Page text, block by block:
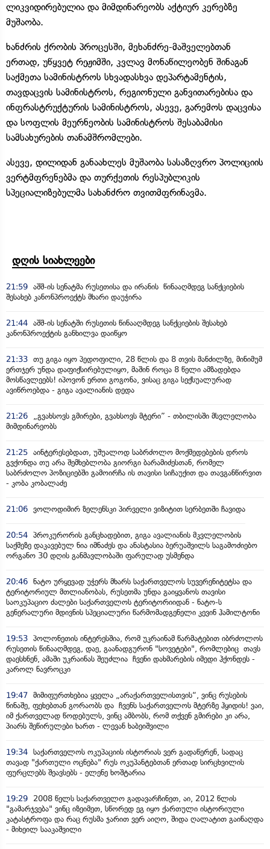
ლიკვიდირებულია და მიმდინარეობს აქტიურ კერებზე
მუშაობა.
ხანძრის ქრობის პროცესში, მეხანძრე-მაშველებთან
ერთად, უწყვეტ რეჟიმში, კვლავ მონაწილეობენ შინაგან
საქმეთა სამინისტროს სხვადასხვა დეპარტამენტის,
თავდაცვის სამინისტროს, რეგიონული განვითარებისა და
ინფრასტრუქტურის სამინისტროს, ასევე, გარემოს დაცვისა
და სოფლის მეურნეობის სამინისტროს შესაბამისი
სამსახურების თანამშრომლები.
ასევე, დილიდან განაახლეს მუშაობა სასაზღვრო პოლიციის
ვერტმფრენებმა და თურქეთის რესპუბლიკის
სპეციალიზებულმა სახანძრო თვითმფრინავმა.
დღის სიახლეები
21:59 აშშ-ის სენატმა რუსეთისა და ირანის წინააღმდეგ სანქციების
შესახებ კანონპროექტს მხარი დაუჭირა
21:44 აშშ-ის სენატში რუსეთის წინააღმდეგ სანქციების შესახებ
კანონპროექტის განხილვა დაიწყო
21:33 თუ გიგა იყო პედოფილი, 28 წლის და 8 თვის მანძილზე, მინიმუმ
ერთჯერ უნდა დაფიქსირებულიყო, მაშინ როცა 8 წელი ამზადებდა
მოსწავლეებს! იპოვონ ერთი გოგონა, ვისაც გიგა სექსუალურად
ავიწროებდა - გიგა ავალიანის დედა
21:26
„გვახსოვს გმირები, გვახსოვს მტერი” - თბილისში მსვლელობა
მიმდინარეობს
21:25 აინტერესებდათ, უშუალოდ საბრძოლო მოქმედებების დროს
გვქონდა თუ არა შემხებლობა გიორგი ბარამიძესთან, რომელ
საბრძოლო პოზიციებში გამოირჩა ის თავისი სიჩაუქით და თავგანწირვით
- კობა კობალაძე
21:06 ვოლოდიმირ ზელენსკი პირველი ვიზიტით სერბეთში ჩავიდა
20:54 პროკურორის განცხადებით, გიგა ავალიანის მკვლელობის
საქმეზე დაკავებულ ნია იმნაძეს და ანასტასია ბერუაშვილს საგამოძიებო
ორგანო 30 დღის განმავლობაში ფარულად უსმენდა
20:46 ნატო ურყევად უჭერს მხარს საქართველოს სუვერენიტეტსა და
ტერიტორიულ მთლიანობას, რუსეთმა უნდა გაიყვანოს თავისი
საოკუპაციო ძალები საქართველოს ტერიტორიიდან - ნატო-ს
გენერალური მდივნის სპეციალური წარმომადგენელი კევინ ჰამილტონი
19:53 პოლონეთის ინტერესშია, რომ უკრაინამ წარმატებით იბრძოლოს
რუსეთის წინააღმდეგ, დაე, გაანადგურონ "სოვეტები", რომლებიც თავს
დაესხნენ, ამაში უკრაინას შეუძლია ჩვენი დახმარების იმედი ჰქონდეს -
კაროლ ნავროცკი
19:47 მიმიფურთხებია ყველა „არაქართველისთვის“, ვინც რუსების
წინაშე, ფეხებთან გორაობს და ჩვენს საქართველოს მტერზე ჰყიდის! ვაი,
იმ ქართველად წოდებულს, ვინც ამბობს, რომ თქვენ გმირები კი არა,
პიარს შეწირულები ხართ - ლევან ხაბეიშვილი
19:34 საქართველოს ოკუპაციის ისტორიას ვერ გადაწერენ, სადაც
თავად "ქართული ოცნება" რუს ოკუპანტებთან ერთად სირცხვილის
ფურცლებს შეავსებს - ელენე ხოშტარია
19:29
2008 წელს საქართველო გადავარჩინეთ, აი, 2012 წლის
"გამარჯვება" ვინც იზეიმეთ, სწორედ ეგ იყო ქართული ისტორიული
კატასტროფა და რაც რუსმა ჯარით ვერ აიღო, შიდა ღალატით გაინაღდა
- მიხეილ სააკაშვილი